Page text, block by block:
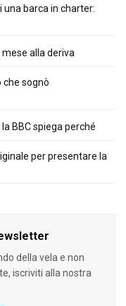
una barca in charter:
alla deriva
che sognò
BBC spiega perché
per presentare la
della vela e non
iscriviti alla nostra